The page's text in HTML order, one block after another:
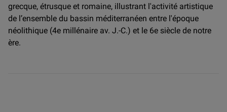
grecque, étrusque et romaine, illustrant l'activité artistique
de l’ensemble du bassin méditerranéen entre l'époque
néolithique (4e millénaire av. J.-C.) et le 6e siècle de notre
ère.